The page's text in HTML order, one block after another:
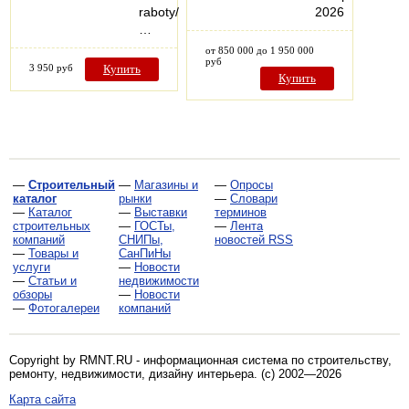
raboty/
3 950 руб Купить
2026
от 850 000 до 1 950 000
руб
Купить
— Строительный
каталог
— Каталог
строительных
компаний
— Товары и
услуги
— Статьи и
обзоры
— Фотогалереи
— Магазины и
рынки
— Выставки
— ГОСТы,
СНИПы,
СанПиНы
— Новости
недвижимости
— Новости
компаний
— Опросы
— Словари
терминов
— Лента
новостей RSS
Copyright by RMNT.RU - информационная система по строительству,
ремонту, недвижимости, дизайну интерьера. (c) 2002—2026
Карта сайта